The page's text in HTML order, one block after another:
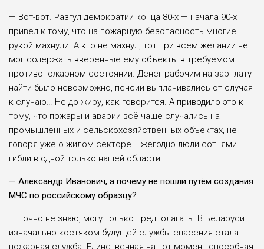
— Вот-вот. Разгул демократии конца 80-х — начала 90-х
привёл к тому, что на пожарную безопасность многие
рукой махнули. А кто не махнул, тот при всём желании не
мог содержать вверенные ему объекты в требуемом
противопожарном состоянии. Денег рабочим на зарплату
найти было невозможно, пенсии выплачивались от случая
к случаю… Не до жиру, как говорится. А приводило это к
тому, что пожары и аварии всё чаще случались на
промышленных и сельскохозяйственных объектах, не
говоря уже о жилом секторе. Ежегодно люди сотнями
гибли в одной только нашей области.
— Александр Иванович, а почему не пошли путём создания
МЧС по российскому образцу?
— Точно не знаю, могу только предполагать. В Беларуси
изначально костяком будущей службы спасения стала
пожарная служба. Единственная на тот момент способная